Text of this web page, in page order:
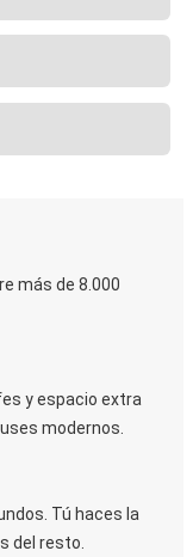
más de 8.000
y espacio extra
modernos.
Tú haces la
del resto.